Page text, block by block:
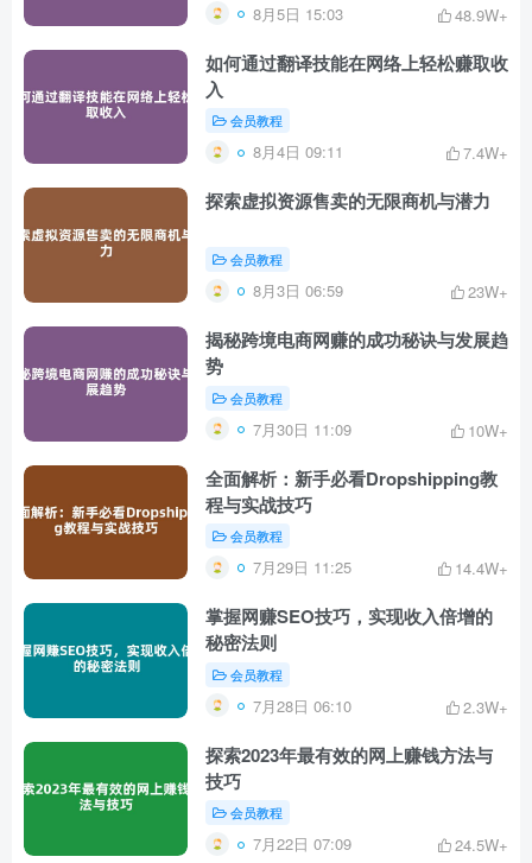
8月5日 15:03 48.9W+
如何通过翻译技能在网络上轻松赚取收
入
会员教程
8月4日 09:11 7.4W+
探索虚拟资源售卖的无限商机与潜力
会员教程
8月3日 06:59 23W+
揭秘跨境电商网赚的成功秘诀与发展趋
势
会员教程
7月30日 11:09 10W+
全面解析：新手必看Dropshipping教
程与实战技巧
会员教程
7月29日 11:25 14.4W+
掌握网赚SEO技巧，实现收入倍增的
秘密法则
会员教程
7月28日 06:10 2.3W+
探索2023年最有效的网上赚钱方法与
技巧
会员教程
7月22日 07:09 24.5W+